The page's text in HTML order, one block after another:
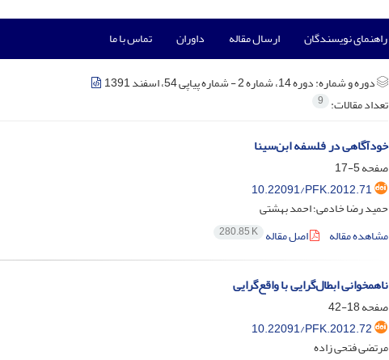
راهنمای نویسندگان ارسال مقاله داوران تماس با ما
دوره و شماره:دوره 14، شماره 2 - شماره پیاپی 54، اسفند 1391
تعداد مقالات: 9
خودآگاهی در فلسفه ابن‌سینا
صفحه5-17
10.22091/PFK.2012.71
حمید رضا خادمی؛ احمد بهشتی
مشاهده مقاله
اصل مقاله 280.85 K
ناهمخوانی ابطال‌گرایی با واقع‌گرایی
صفحه18-42
10.22091/PFK.2012.72
مرتضی فتحی زاده